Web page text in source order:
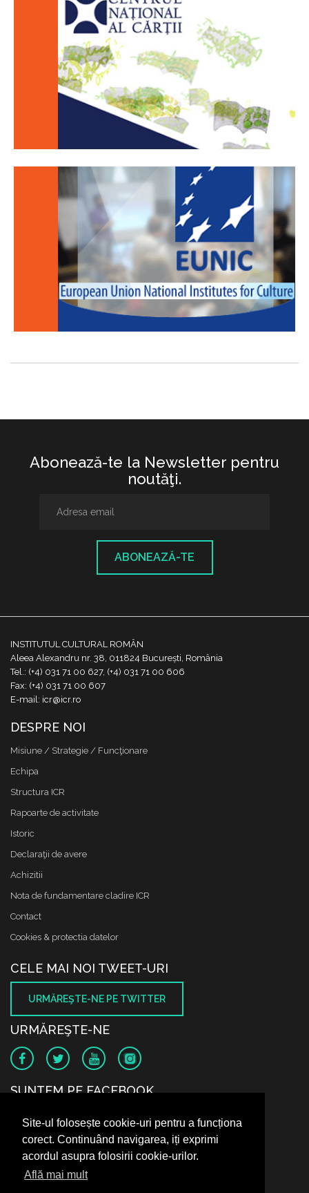
Site-ul folosește cookie-uri pentru a funcționa
corect. Continuând navigarea, iți exprimi
acordul asupra folosirii cookie-urilor.
Află mai mult
Abonează-te la Newsletter pentru
noutăţi.
ABONEAZĂ-TE
INSTITUTUL CULTURAL ROMÂN
Aleea Alexandru nr. 38, 011824 București, România
Tel.: (+4) 031 71 00 627, (+4) 031 71 00 606
Fax: (+4) 031 71 00 607
E-mail: icr@icr.ro
DESPRE NOI
Misiune / Strategie / Funcţionare
Echipa
Structura ICR
Rapoarte de activitate
Istoric
Declaraţii de avere
Achizitii
Nota de fundamentare cladire ICR
Contact
Cookies & protectia datelor
CELE MAI NOI TWEET-URI
URMĂREŞTE-NE PE TWITTER
URMĂREŞTE-NE
SUNTEM PE FACEBOOK